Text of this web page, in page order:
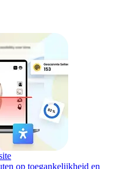
op toegankelijkheid en